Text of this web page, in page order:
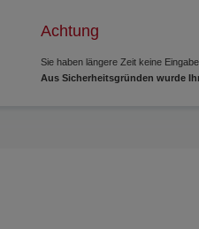
Achtung
Sie haben längere Zeit keine
Aus Sicherheitsgründen wurde